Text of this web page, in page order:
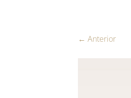
← Anterior